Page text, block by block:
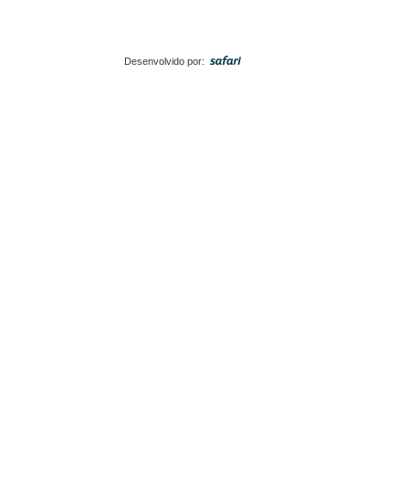
Desenvolvido por: